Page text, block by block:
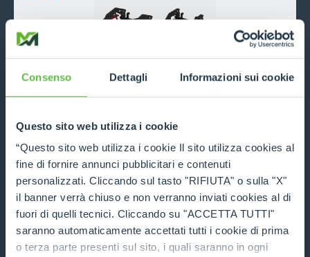
Consenso Dettagli Informazioni sui cookie
Questo sito web utilizza i cookie
“Questo sito web utilizza i cookie Il sito utilizza cookies al
fine di fornire annunci pubblicitari e contenuti
personalizzati. Cliccando sul tasto "RIFIUTA" o sulla "X"
il banner verrà chiuso e non verranno inviati cookies al di
fuori di quelli tecnici. Cliccando su "ACCETTA TUTTI"
saranno automaticamente accettati tutti i cookie di prima
o terza parte presenti sul sito, i quali saranno in ogni
Pipe handler
DISCOVER MORE